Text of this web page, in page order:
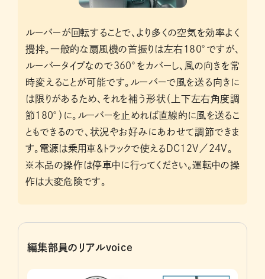
ルーバーが回転することで、より多くの空気を効率よく
攪拌。一般的な扇風機の首振りは左右180°ですが、
ルーバータイプなので360°をカバーし、風の向きを常
時変えることが可能です。ルーバーで風を送る向きに
は限りがあるため、それを補う形状（上下左右角度調
節180°）に。ルーバーを止めれば直線的に風を送るこ
ともできるので、状況やお好みにあわせて調節できま
す。電源は乗用車＆トラックで使えるDC12V／24V。
※本品の操作は停車中に行ってください。運転中の操
作は大変危険です。
編集部員のリアルvoice